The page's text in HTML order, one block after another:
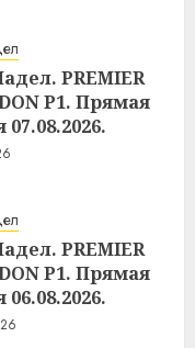
PREMIER
P1. Прямая
PREMIER
P1. Прямая